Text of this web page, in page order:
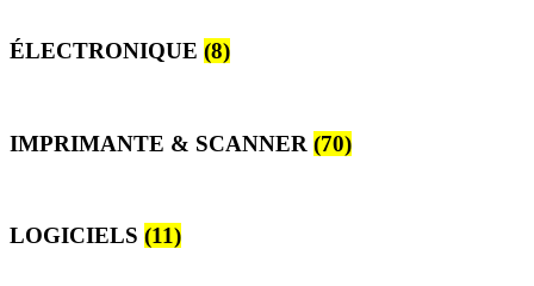
ÉLECTRONIQUE (8)
IMPRIMANTE & SCANNER (70)
LOGICIELS (11)